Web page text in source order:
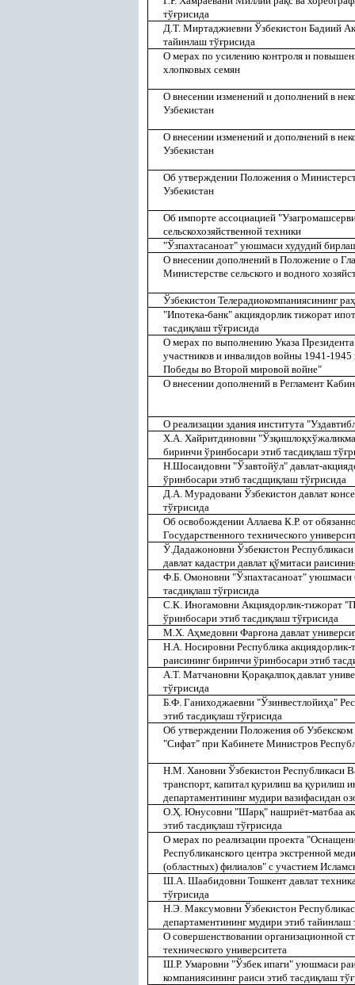
тўғрисида
Д.Т. Миртаджиевни Ўзбекистон Бадиий
тайинлаш тўғрисида
О мерах по усилению контроля и
хлопковых семян
О внесении изменений и дополнений в
Узбекистан
О внесении изменений и дополнений в
Узбекистан
Об утверждении Положения о
Узбекистан
Об импорте ассоциацией
сельскохозяйственной техники
"Ўзпахтасаноат" уюшмаси худудий
О внесении дополнений в Положение о
Министерстве сельского и водного
Ўзбекистон Телерадиокомпаниясининг раҳ
"Ипотека-банк" акциядорлик тижорат
тасдиқлаш тўғрисида
О мерах по выполнению Указа
участников и инвалидов войны 1941-1945
Победы во Второй мировой войне"
О внесении дополнений в Регламент
О реализации здания института
Х.А. Хайритдиновни "Ўзқишлоқ
биринчи ўринбосари этиб тасдиқлаш тўғ
Н.Шосаидовни "Ўзавтойўл" давлат-
ўринбосари этиб тасдщиқлаш тўғрисида
Д.А. Мурадовани Ўзбекистон давлат
тўғрисида
Об освобождении Аллаева К.Р. от
Государственного технического
Ў.Дадажоновни Ўзбекистон Республикаси
давлат кадастри давлат қўмитаси
Ф.Б. Омоновни "Ўзпахтасаноат"
тасдиқлаш тўғрисида
С.К. Иногамовни Акциядорлик-тижорат
ўринбосари этиб тасдиқлаш тўғрисида
М.Х. Аҳмедовни Фарғона давлат
Н.А. Носировни Республика акциядорлик-
раисининг биринчи ўринбосари этиб
А.Т. Матчановни Қорақалпоқдавлат
тўғрисида
Б.Ф. Ганиходжаевни "Ўзинвестлойиҳа"
этиб тасдиқлаш тўғрисида
Об утверждении Положения об Узбекском
"Сифат" при Кабинете Министров
Н.М. Хановни Ўзбекистон Республикаси
транспорт, капитал қурилиш ва қурилиш
департаментининг мудири вазифасидан
О.Ҳ. Юнусовни "Шарқ" нашриёт-матбаа
этиб тасдиқлаш тўғрисида
О мерах по реализации проекта
Республиканского центра экстренной
(областных) филиалов" с участием
Ш.А. Шаабидовни Тошкент давлат
тўғрисида
Н.Э. Максумовни Ўзбекистон
департаментининг мудири этиб тайинлаш
О совершенствовании организационной
технического университета
Ш.Р. Умаровни "Ўзбек ипаги" уюшмаси
компаниясининг раиси этиб тасдиқлаш тўғ